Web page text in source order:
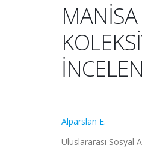
Alparslan E.
Uluslararası Sosyal